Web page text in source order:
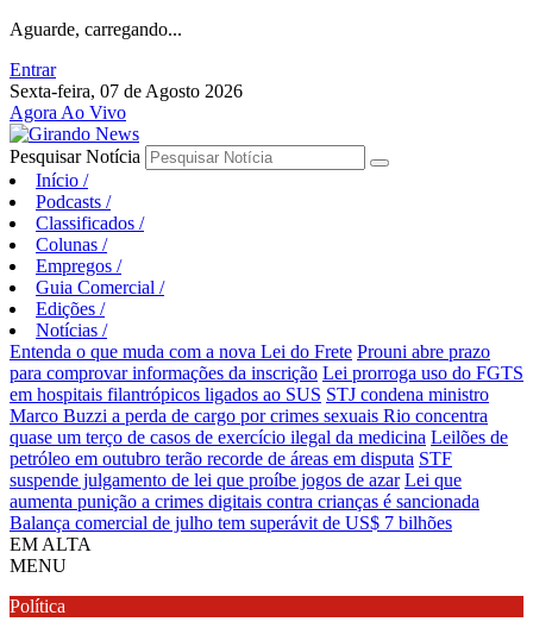
Aguarde, carregando...
Entrar
Sexta-feira, 07 de Agosto 2026
Agora Ao Vivo
Pesquisar Notícia
Início /
Podcasts /
Classificados /
Colunas /
Empregos /
Guia Comercial /
Edições /
Notícias /
Entenda o que muda com a nova Lei do Frete Prouni abre prazo
para comprovar informações da inscrição Lei prorroga uso do FGTS
em hospitais filantrópicos ligados ao SUS STJ condena ministro
Marco Buzzi a perda de cargo por crimes sexuais Rio concentra
quase um terço de casos de exercício ilegal da medicina Leilões de
petróleo em outubro terão recorde de áreas em disputa STF
suspende julgamento de lei que proíbe jogos de azar Lei que
aumenta punição a crimes digitais contra crianças é sancionada
Balança comercial de julho tem superávit de US$ 7 bilhões
EM ALTA
MENU
Política